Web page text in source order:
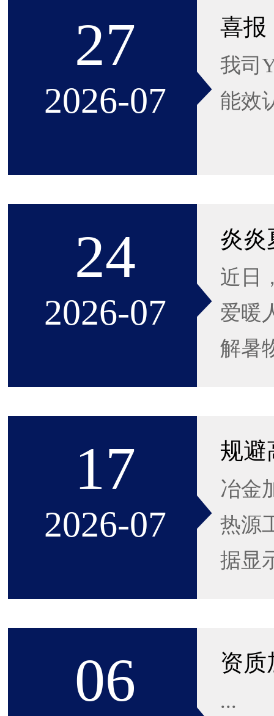
27
2026-07
我司
能效
24
2026-07
炎炎
近日
爱暖
解暑
17
2026-07
冶金
热源
据显
06 ...